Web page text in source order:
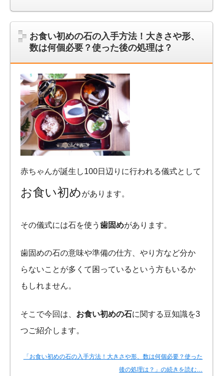
お食い初めの石の入手方法！大きさや形、
数は何個必要？使った後の処理は？
赤ちゃんが誕生し100日辺りに行われる儀式として
お食い初めがあります。
その儀式には石を使う 歯固めがあります。
歯固めの石の意味や準備の仕方、やり方など分か
らないことが多くて困っているという方もいるか
もしれません。
そこで今回は、 お食い初めの石に関する豆知識を3
つご紹介します。
「お食い初めの石の入手方法！大きさや形、数は何個必要？使った
後の処理は？」の続きを読む…